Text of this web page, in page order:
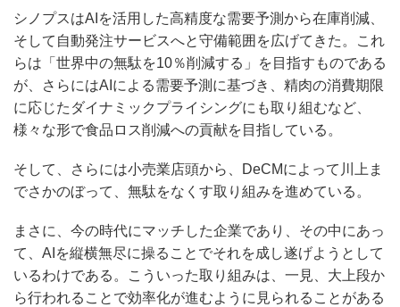
シノプスはAIを活用した高精度な需要予測から在庫削減、
そして自動発注サービスへと守備範囲を広げてきた。これ
らは「世界中の無駄を10％削減する」を目指すものである
が、さらにはAIによる需要予測に基づき、精肉の消費期限
に応じたダイナミックプライシングにも取り組むなど、
様々な形で食品ロス削減への貢献を目指している。
そして、さらには小売業店頭から、DeCMによって川上ま
でさかのぼって、無駄をなくす取り組みを進めている。
まさに、今の時代にマッチした企業であり、その中にあっ
て、AIを縦横無尽に操ることでそれを成し遂げようとして
いるわけである。こういった取り組みは、一見、大上段か
ら行われることで効率化が進むように見られることがある